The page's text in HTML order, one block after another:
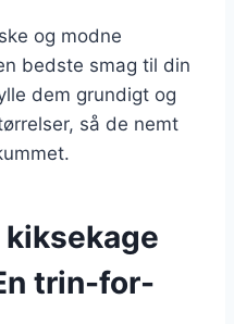
og modne
bedste smag til din
dem grundigt og
så de nemt
kiksekage
trin-for-